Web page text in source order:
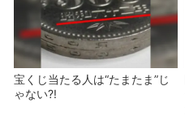
宝くじ当たる人は“たまたま”じ
ゃない?!